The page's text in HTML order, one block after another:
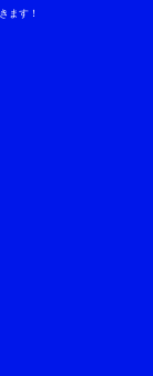
ます！